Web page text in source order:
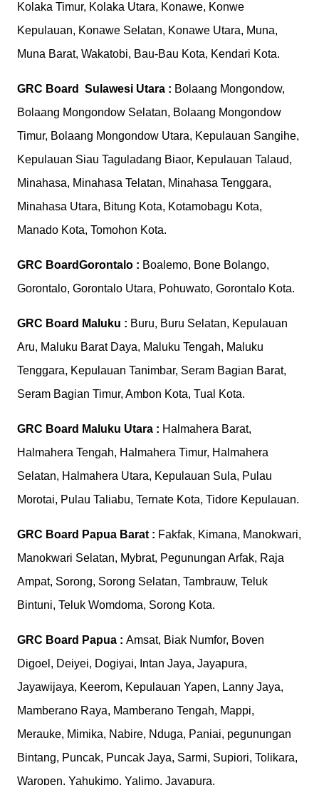
Kolaka Timur, Kolaka Utara, Konawe, Konwe
Kepulauan, Konawe Selatan, Konawe Utara, Muna,
Muna Barat, Wakatobi, Bau-Bau Kota, Kendari Kota.
GRC Board Sulawesi Utara : Bolaang Mongondow,
Bolaang Mongondow Selatan, Bolaang Mongondow
Timur, Bolaang Mongondow Utara, Kepulauan Sangihe,
Kepulauan Siau Taguladang Biaor, Kepulauan Talaud,
Minahasa, Minahasa Telatan, Minahasa Tenggara,
Minahasa Utara, Bitung Kota, Kotamobagu Kota,
Manado Kota, Tomohon Kota.
GRC BoardGorontalo : Boalemo, Bone Bolango,
Gorontalo, Gorontalo Utara, Pohuwato, Gorontalo Kota.
GRC Board Maluku : Buru, Buru Selatan, Kepulauan
Aru, Maluku Barat Daya, Maluku Tengah, Maluku
Tenggara, Kepulauan Tanimbar, Seram Bagian Barat,
Seram Bagian Timur, Ambon Kota, Tual Kota.
GRC Board Maluku Utara : Halmahera Barat,
Halmahera Tengah, Halmahera Timur, Halmahera
Selatan, Halmahera Utara, Kepulauan Sula, Pulau
Morotai, Pulau Taliabu, Ternate Kota, Tidore Kepulauan.
GRC Board Papua Barat : Fakfak, Kimana, Manokwari,
Manokwari Selatan, Mybrat, Pegunungan Arfak, Raja
Ampat, Sorong, Sorong Selatan, Tambrauw, Teluk
Bintuni, Teluk Womdoma, Sorong Kota.
GRC Board Papua : Amsat, Biak Numfor, Boven
Digoel, Deiyei, Dogiyai, Intan Jaya, Jayapura,
Jayawijaya, Keerom, Kepulauan Yapen, Lanny Jaya,
Mamberano Raya, Mamberano Tengah, Mappi,
Merauke, Mimika, Nabire, Nduga, Paniai, pegunungan
Bintang, Puncak, Puncak Jaya, Sarmi, Supiori, Tolikara,
Waropen, Yahukimo, Yalimo, Jayapura.